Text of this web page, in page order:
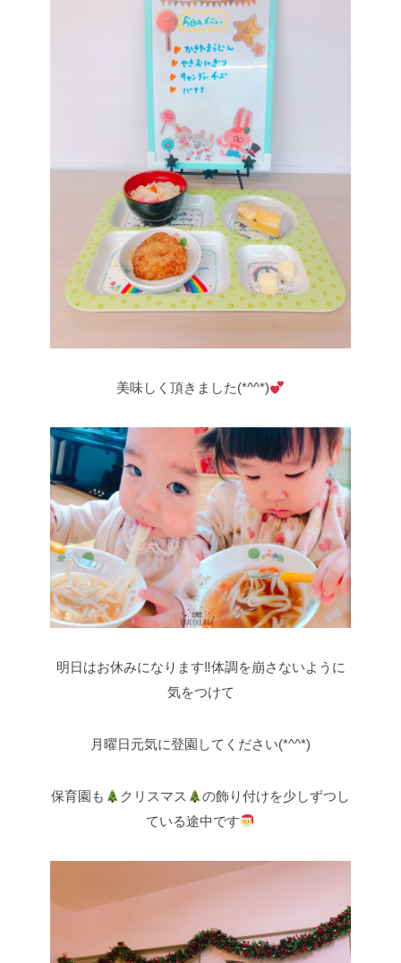
美味しく頂きました(*^^*)
明日はお休みになります‼体調を崩さないように
気をつけて
月曜日元気に登園してください(*^^*)
保育園も クリスマス
の飾り付けを少しずつし
ている途中です